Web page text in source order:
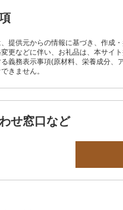
提供元からの情報に基づき、作成・
更などに伴い、お礼品は、本サイ
義務表示事項(原材料、栄養成分、
きません。
せ窓口など